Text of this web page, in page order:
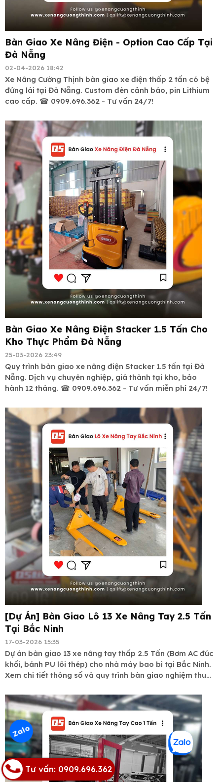
Bàn Giao Xe Nâng Điện - Option Cao Cấp Tại
Đà Nẵng
02-04-2026 18:42
Xe Nâng Cường Thịnh bàn giao xe điện thấp 2 tấn có bệ
đứng lái tại Đà Nẵng. Custom đèn cảnh báo, pin Lithium
cao cấp. ☎ 0909.696.362 - Tư vấn 24/7!
Bàn Giao Xe Nâng Điện Stacker 1.5 Tấn Cho
Kho Thực Phẩm Đà Nẵng
25-03-2026 23:49
Quy trình bàn giao xe nâng điện Stacker 1.5 tấn tại Đà
Nẵng. Dịch vụ chuyên nghiệp, giá thành tại kho, bảo
hành 12 tháng. ☎ 0909.696.362 - Tư vấn miễn phí 24/7!
[Dự Án] Bàn Giao Lô 13 Xe Nâng Tay 2.5 Tấn
Tại Bắc Ninh
17-03-2026 15:35
Dự án bàn giao 13 xe nâng tay thấp 2.5 Tấn (Bơm AC đúc
khối, bánh PU lõi thép) cho nhà máy bao bì tại Bắc Ninh.
Xem chi tiết thông số và quy trình bàn giao nghiệm thu
Tư vấn: 0909.696.362
Zalo